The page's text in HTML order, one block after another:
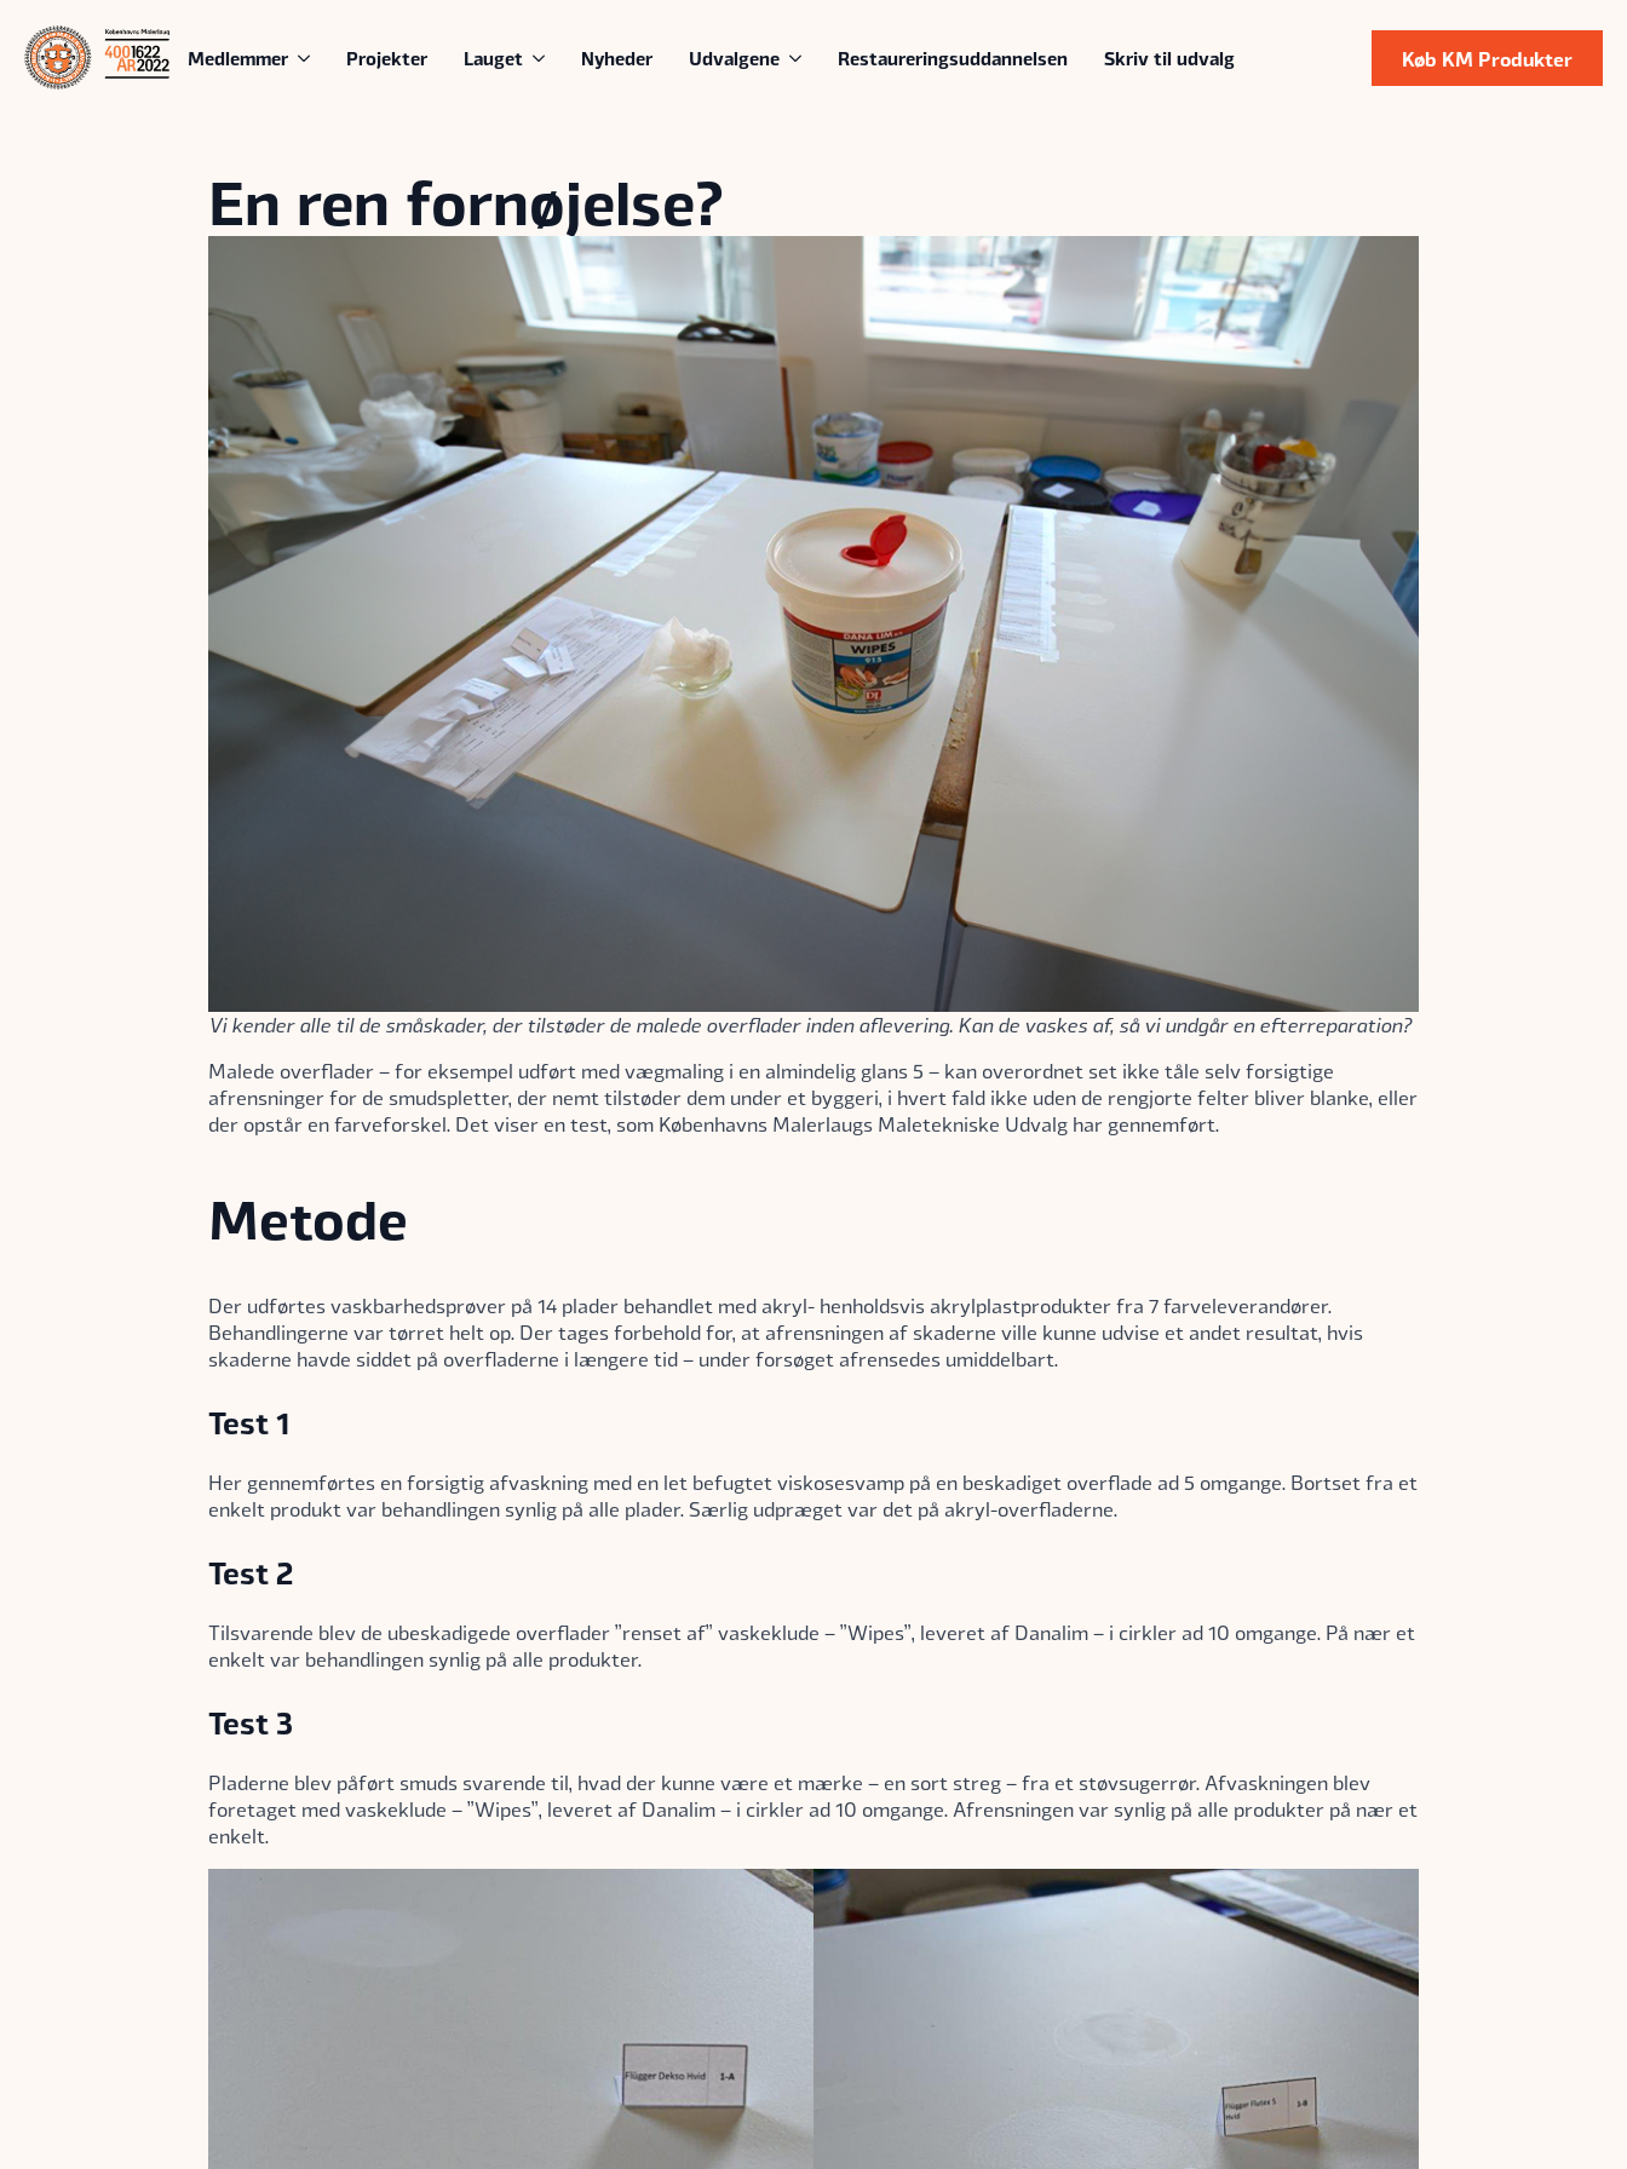
Medlemmer Projekter Lauget Nyheder Udvalgene Restaureringsuddannelsen Skriv til udvalg Køb KM Produkter
En ren fornøjelse?
Vi kender alle til de småskader, der tilstøder de malede overflader inden aflevering. Kan de vaskes af, så vi undgår en efterreparation?
Malede overflader – for eksempel udført med vægmaling i en almindelig glans 5 – kan overordnet set ikke tåle selv forsigtige
afrensninger for de smudspletter, der nemt tilstøder dem under et byggeri, i hvert fald ikke uden de rengjorte felter bliver blanke, eller
der opstår en farveforskel. Det viser en test, som Københavns Malerlaugs Maletekniske Udvalg har gennemført.
Metode
Der udførtes vaskbarhedsprøver på 14 plader behandlet med akryl- henholdsvis akrylplastprodukter fra 7 farveleverandører.
Behandlingerne var tørret helt op. Der tages forbehold for, at afrensningen af skaderne ville kunne udvise et andet resultat, hvis
skaderne havde siddet på overfladerne i længere tid – under forsøget afrensedes umiddelbart.
Test 1
Her gennemførtes en forsigtig afvaskning med en let befugtet viskosesvamp på en beskadiget overflade ad 5 omgange. Bortset fra et
enkelt produkt var behandlingen synlig på alle plader. Særlig udpræget var det på akryl-overfladerne.
Test 2
Tilsvarende blev de ubeskadigede overflader ”renset af” vaskeklude – ”Wipes”, leveret af Danalim – i cirkler ad 10 omgange. På nær et
enkelt var behandlingen synlig på alle produkter.
Test 3
Pladerne blev påført smuds svarende til, hvad der kunne være et mærke – en sort streg – fra et støvsugerrør. Afvaskningen blev
foretaget med vaskeklude – ”Wipes”, leveret af Danalim – i cirkler ad 10 omgange. Afrensningen var synlig på alle produkter på nær et
enkelt.